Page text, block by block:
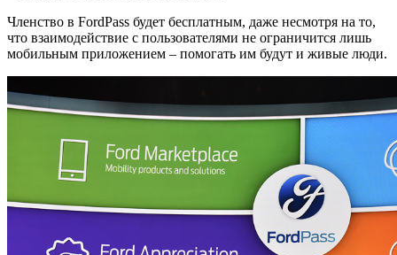
Членство в FordPass будет бесплатным, даже несмотря на то,
что взаимодействие с пользователями не ограничится лишь
мобильным приложением – помогать им будут и живые люди.